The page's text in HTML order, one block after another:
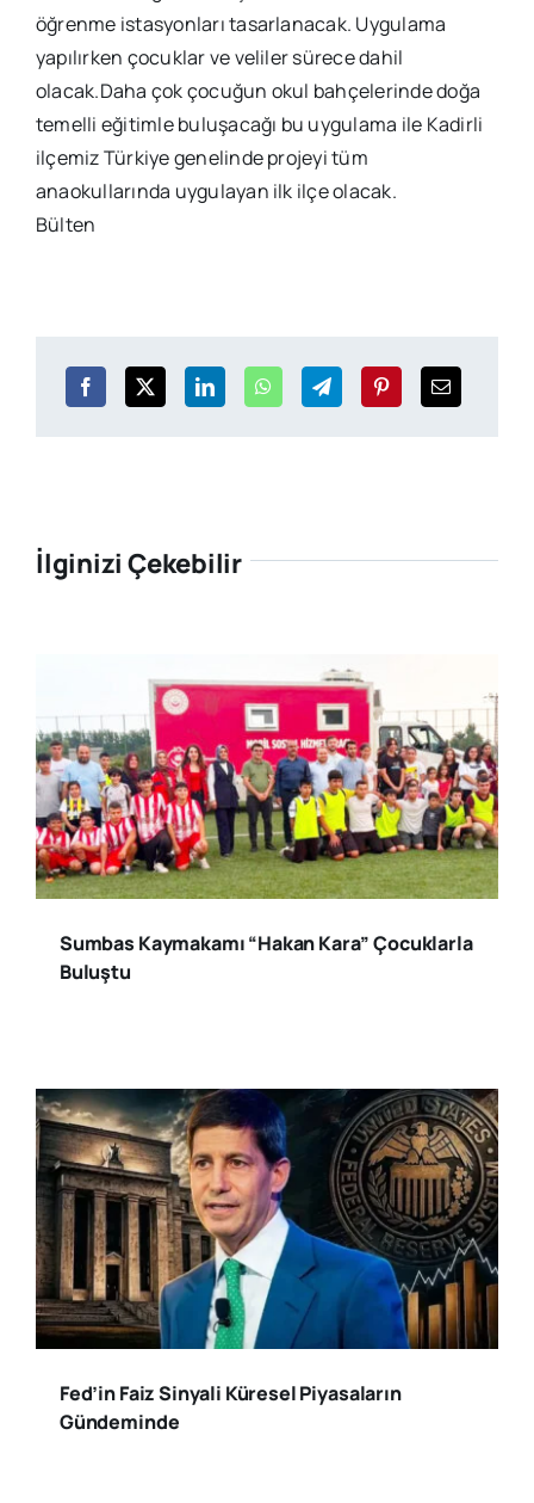
öğrenme istasyonları tasarlanacak. Uygulama
yapılırken çocuklar ve veliler sürece dahil
olacak.Daha çok çocuğun okul bahçelerinde doğa
temelli eğitimle buluşacağı bu uygulama ile Kadirli
ilçemiz Türkiye genelinde projeyi tüm
anaokullarında uygulayan ilk ilçe olacak.
Bülten
İlginizi Çekebilir
Sumbas Kaymakamı “Hakan Kara” Çocuklarla
Buluştu
Fed’in Faiz Sinyali Küresel Piyasaların
Gündeminde